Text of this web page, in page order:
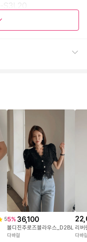
55% 36,100
볼디진주로즈블라우스_D2BL
다바걸
리버
다바